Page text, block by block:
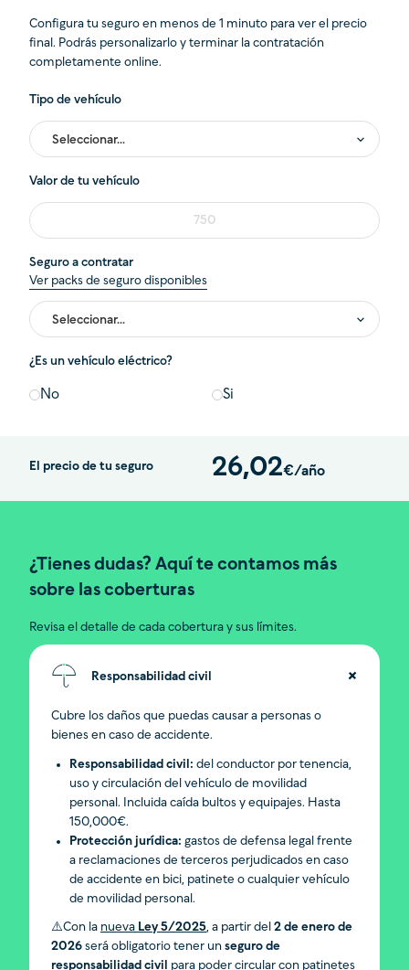
Configura tu seguro en menos de 1 minuto para ver el precio
final. Podrás personalizarlo y terminar la contratación
completamente online.
Tipo de vehículo
Valor de tu vehículo
Seguro a contratar
Ver packs de seguro disponibles
¿Es un vehículo eléctrico?
No Si
El precio de tu seguro 26,02€/año
¿Tienes dudas? Aquí te contamos más
sobre las coberturas
Revisa el detalle de cada cobertura y sus límites.
Responsabilidad civil
Cubre los daños que puedas causar a personas o
bienes en caso de accidente.
Responsabilidad civil: del conductor por tenencia,
uso y circulación del vehículo de movilidad
personal. Incluida caída bultos y equipajes. Hasta
150,000€.
Protección jurídica: gastos de defensa legal frente
a reclamaciones de terceros perjudicados en caso
de accidente en bici, patinete o cualquier vehículo
de movilidad personal.
⚠️Con la nueva Ley 5/2025, a partir del 2 de enero de
2026 será obligatorio tener un seguro de
responsabilidad civil para poder circular con patinetes